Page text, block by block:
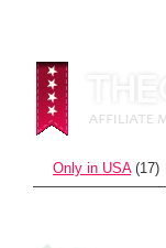
Only in USA(17)